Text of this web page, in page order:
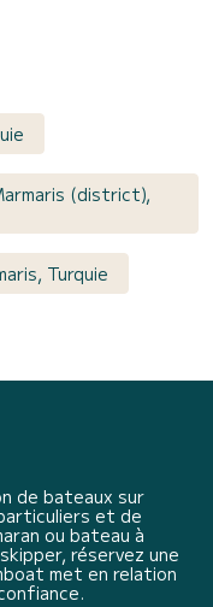
(district),
Turquie
de bateaux sur
et de
ou bateau à
réservez une
met en relation